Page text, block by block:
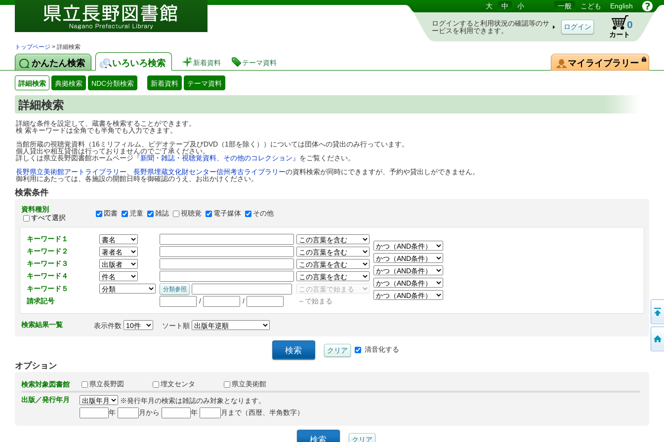
図書館 蔵書検索・予約システム 大 中 小 一般 こども English
ログインすると利用状況の確認等のサ
ービスを利用できます。
カート
0
トップページ > 詳細検索
かんたん検索 いろいろ検索 新着資料 テーマ資料 マイライブラリー
詳細検索 典拠検索 NDC分類検索 新着資料 テーマ資料
詳細検索
詳細な条件を設定して、蔵書を検索することができます。
検 索キーワードは全角でも半角でも入力できます。
当館所蔵の視聴覚資料（16ミリフィルム、ビデオテープ及びDVD（1部を除く））については団体への貸出のみ行っています。
個人貸出や相互貸借は行っておりませんのでご了承ください。
詳しくは県立長野図書館ホームページ 『新聞・雑誌・視聴覚資料、その他のコレクション』 をご覧ください。
長野県立美術館アートライブラリー
長野県埋蔵文化財センター信州考古ライブラリーの資料検索が同時にできますが、予約や貸出しができません。
御利用にあたっては、各施設の開館日時を御確認のうえ、お出かけください。
検索条件
資料種別
すべて選択
図書 児童 雑誌 視聴覚 電子媒体 その他
キーワード１
キーワード２
キーワード３
キーワード４
キーワード５
請求記号
/ / ～で始まる
検索結果一覧 表示件数 ソート順
清音化する
オプション
検索対象図書館 県立長野図 埋文センタ
県立美術館
出版／発行年月
※発行年月の検索は雑誌のみ対象となります。
年
月から 年 月まで（西暦、半角数字）